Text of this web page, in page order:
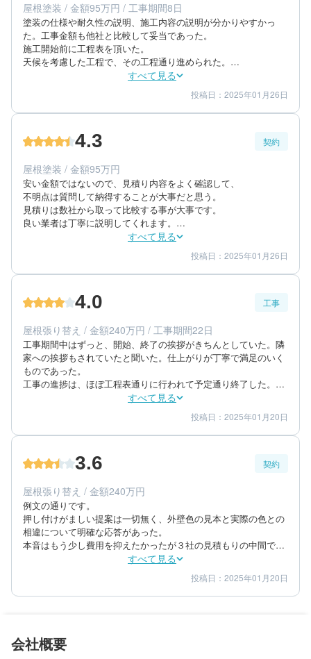
築年数：40年
屋根塗装 / 金額95万円 / 工事期間8日
塗装の仕様や耐久性の説明、施工内容の説明が分かりやすかっ
た。工事金額も他社と比較して妥当であった。
施工開始前に工程表を頂いた。
天候を考慮した工程で、その工程通り進められた。
施工スケジュールは納得できる。
各工程の写真、工事完了後の写真を冊子にして、
すべて見る
仕上がり 5
満足度 4
60代/男性/一戸建て
築年数：29年
投稿日：2025年01月26日
4.3 契約
屋根塗装 / 金額95万円
安い金額ではないので、見積り内容をよく確認して、
不明点は質問して納得することが大事だと思う。
見積りは数社から取って比較する事が大事です。
良い業者は丁寧に説明してくれます。
当家の築年数を考慮して、将来を見据え塗装の仕様を提案して頂
金額の算出内容が曖昧な業者もあったなかで、
毎日、仕事始めに今日の予定と、終わりに進捗状況の報告があっ
助かりました。
全体を通して丁寧な仕事をして頂いた。
すべて見る
金額感 4
担当者 5
60代/男性/一戸建て
築年数：29年
投稿日：2025年01月26日
4.0 工事
屋根張り替え / 金額240万円 / 工事期間22日
工事期間中はずっと、開始、終了の挨拶がきちんとしていた。隣
家への挨拶もされていたと聞いた。仕上がりが丁寧で満足のいく
ものであった。
工事の進捗は、ほぼ工程表通りに行われて予定通り終了した。足
場解体のタイミングが少し延びたが、工程表の範囲であった。
丁寧な仕上がりになったと思う。近在の建築専門家も3回塗りの
すべて見る
仕上がり 4
満足度 4
70代/男性/一戸建て
築年数：22年
投稿日：2025年01月20日
3.6 契約
屋根張り替え / 金額240万円
例文の通りです。
押し付けがましい提案は一切無く、外壁色の見本と実際の色との
相違について明確な応答があった。
本音はもう少し費用を抑えたかったが３社の見積もりの中間であ
り、値引きにも応じてくれた。
外壁色決めに時間が掛かったが提案が適切かつ迅速であった。値
すべて見る
金額感 3
担当者 4
エリア：千葉県千葉市緑区
築年数：22年
投稿日：2025年01月20日
会社概要